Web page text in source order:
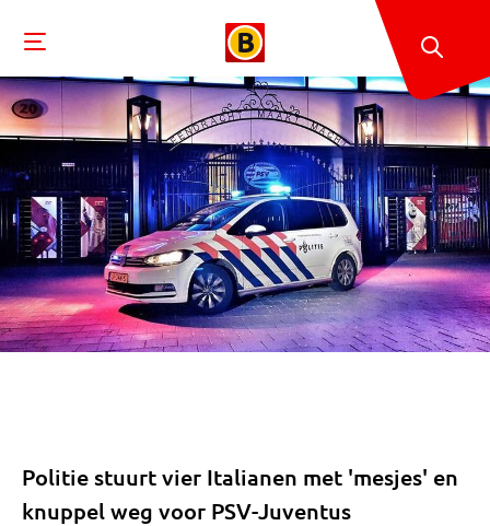
Politie stuurt vier Italianen met 'mesjes' en
knuppel weg voor PSV-Juventus